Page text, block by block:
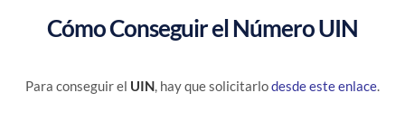
Cómo Conseguir el Número UIN
Para conseguir el UIN, hay que solicitarlodesde este enlace.